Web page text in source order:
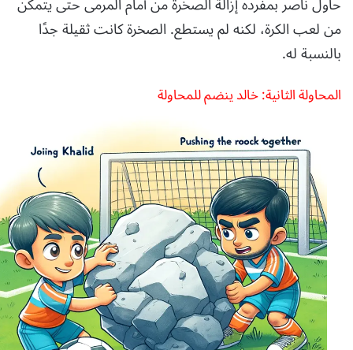
من لعب الكرة، لكنه لم يستطع. الصخرة كانت ثقيلة جدًا
بالنسبة له.
المحاولة الثانية: خالد ينضم للمحاولة